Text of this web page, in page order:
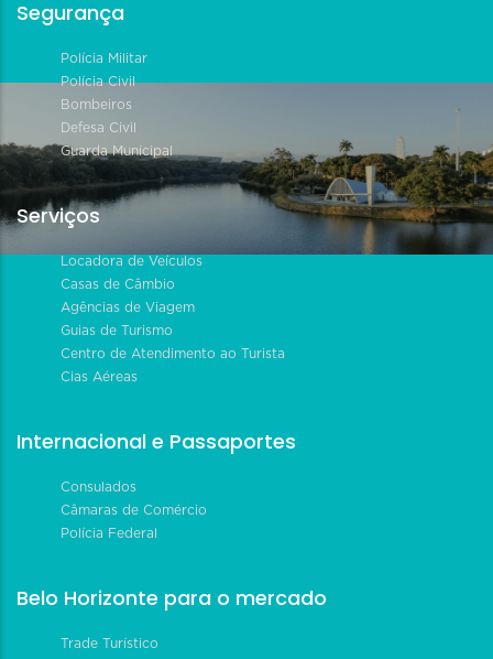
Segurança
Polícia Militar
Polícia Civil
Bombeiros
Defesa Civil
Guarda Municipal
Serviços
Locadora de Veículos
Casas de Câmbio
Agências de Viagem
Guias de Turismo
Centro de Atendimento ao Turista
Cias Aéreas
Internacional e Passaportes
Consulados
Câmaras de Comércio
Polícia Federal
Belo Horizonte para o mercado
Trade Turístico